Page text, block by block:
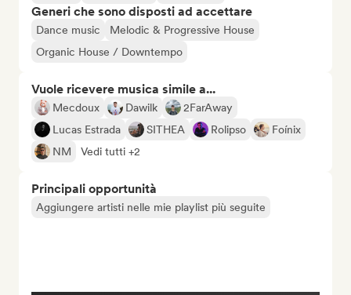
Generi che sono disposti ad accettare
Dance music
Melodic & Progressive House
Organic House / Downtempo
Vuole ricevere musica simile a...
Mecdoux Dawilk
2FarAway
Lucas Estrada
SITHEA Rolipso
Foínix
NM
Vedi tutti +2
Principali opportunità
Aggiungere artisti nelle mie playlist più seguite